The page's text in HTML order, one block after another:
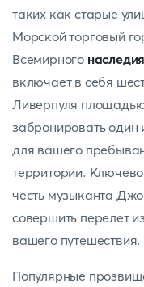
таких как старые
Морской торговый
Всемирного
включает в себя
Ливерпуля
забронировать один
для вашего
территории.
честь музыканта
совершить перелет
вашего путешествия.
Популярные